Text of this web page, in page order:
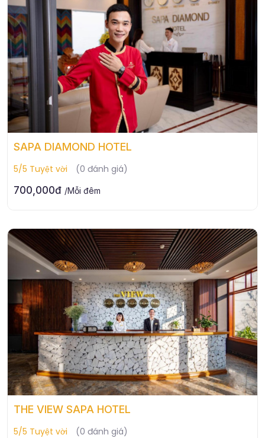
SAPA DIAMOND HOTEL
5/5 Tuyệt vời
(0 đánh giá)
700,000đ /Mỗi đêm
THE VIEW SAPA HOTEL
5/5 Tuyệt vời (0 đánh giá)